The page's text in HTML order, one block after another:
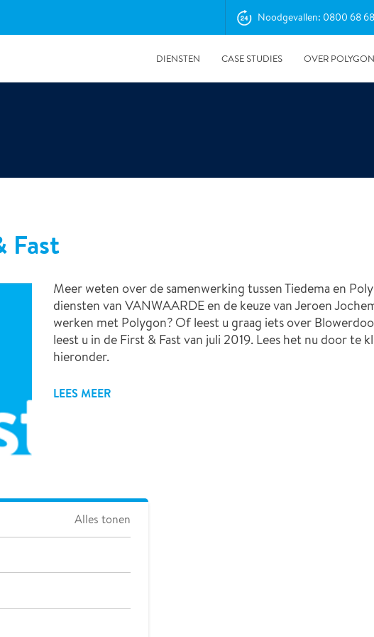
Noodgevallen: 0800 68
DIENSTEN CASE STUDIES OVER POLYGON
Ted Houwen gestart als Projectmanager bij Polygon
Minister
Fast
Meer weten over de samenwerking tussen Tiedema en
diensten van VANWAARDE en de keuze van Jeroen
werken met Polygon? Of leest u graag iets over
leest u in de First & Fast van juli 2019. Lees het nu door te
hieronder.
LEES MEER
Alles tonen